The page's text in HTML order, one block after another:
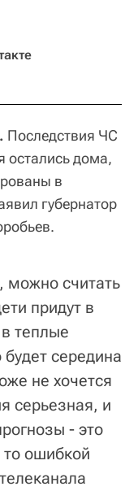
Последствия ЧС
остались дома,
в
губернатор
можно считать
придут в
теплые
середина
не хочется
серьезная, и
- это
ошибкой